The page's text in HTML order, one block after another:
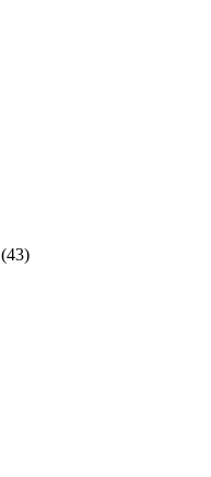
(43)